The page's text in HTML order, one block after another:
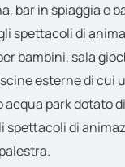
bar in spiaggia e
spettacoli di
bambini, sala
esterne di cui
park dotato
spettacoli di